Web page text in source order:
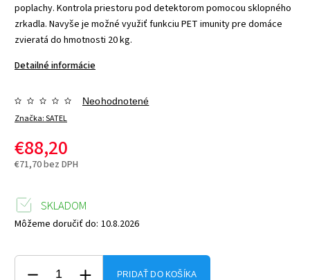
poplachy. Kontrola priestoru pod detektorom pomocou sklopného
zrkadla. Navyše je možné využiť funkciu PET imunity pre domáce
zvieratá do hmotnosti 20 kg.
Detailné informácie
Značka:SATEL
Neohodnotené
€88,20
€71,70 bez DPH
SKLADOM
Môžeme doručiť do: 10.8.2026
PRIDAŤ DO KOŠÍKA